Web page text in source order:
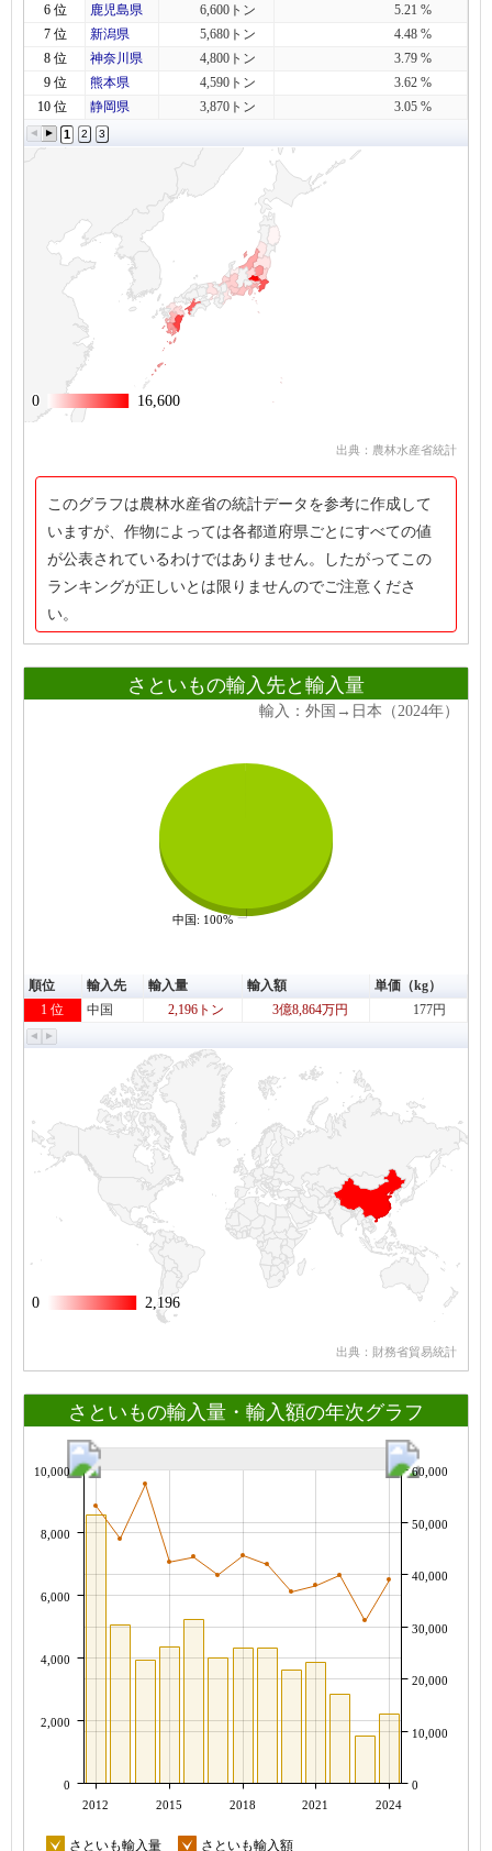
6 位
鹿児島県 6,600トン
5.21 %
7 位
新潟県 5,680トン
4.48 %
8 位
神奈川県 4,800トン
3.79 %
9 位
熊本県 4,590トン
3.62 %
10 位
静岡県 3,870トン 3.05 %
1 2 3
0
0 16,600
16,600
出典：農林水産省統計
このグラフは農林水産省の統計データを参考に作成して
いますが、作物によっては各都道府県ごとにすべての値
が公表されているわけではありません。したがってこの
ランキングが正しいとは限りませんのでご注意くださ
い。
さといもの輸入先と輸入量
中国: 100%
輸入：外国→日本（2024年）
順位 輸入先 輸入量 輸入額
単価（kg）
1 位
中国 2,196トン 3億8,864万円 177円
0
0 2,196
2,196
出典：財務省貿易統計
さといもの輸入量・輸入額の年次グラフ
2012 2015 2018 2021 2024
0
2,000
4,000
6,000
8,000
10,000
0
10,000
20,000
30,000
40,000
50,000
60,000
さといも輸入量 さといも輸入額